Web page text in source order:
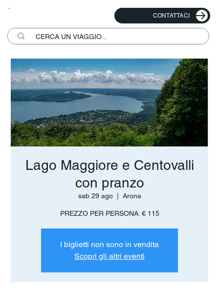
CONTATTACI
Lago Maggiore e Centovalli
con pranzo
sab 29 ago
  |
Arona
PREZZO PER PERSONA: € 115
I biglietti non sono in vendita
Scopri gli altri eventi